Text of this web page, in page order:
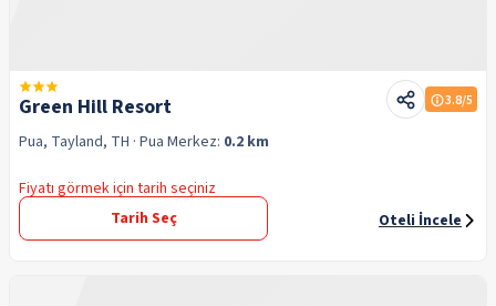
Green Hill Resort 3.8/5
Pua, Tayland, TH · Pua Merkez: 0.2 km
Fiyatı görmek için tarih seçiniz
Tarih Seç
Oteli İncele